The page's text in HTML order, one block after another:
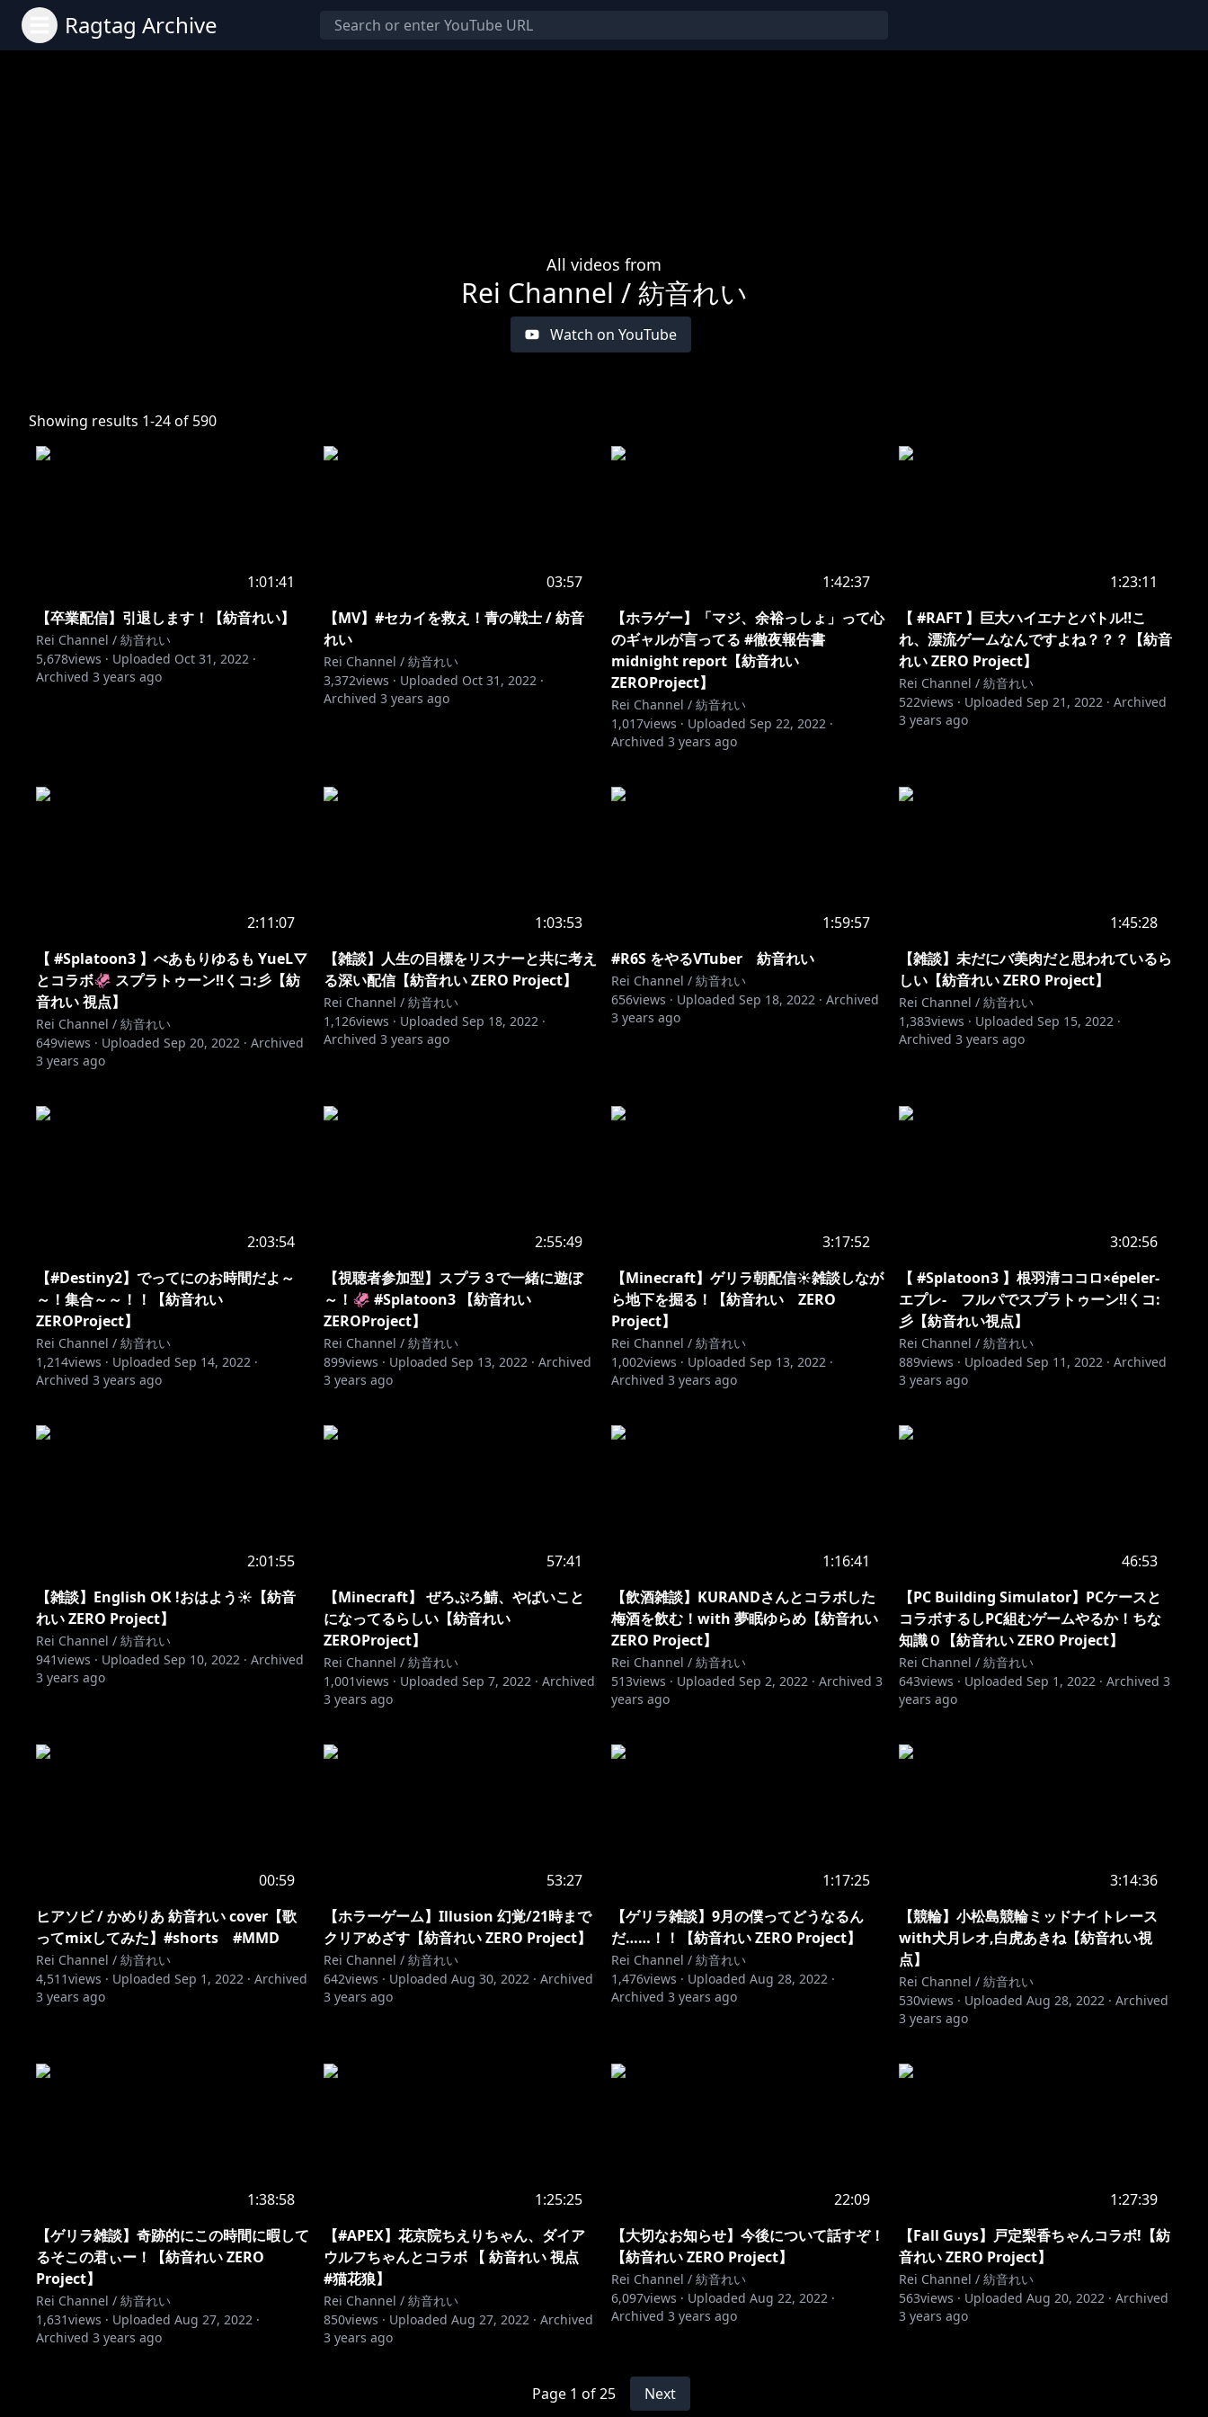
Ragtag Archive
All videos from
Rei Channel / 紡音れい
Watch on YouTube
Showing results 1-24of 590
1:01:41
【卒業配信】引退します！【紡音れい】
Rei Channel / 紡音れい
5,678views · Uploaded Oct 31, 2022 ·
Archived 3 years ago
03:57
【MV】#セカイを救え！青の戦士 / 紡音
れい
Rei Channel / 紡音れい
3,372views · Uploaded Oct 31, 2022 ·
Archived 3 years ago
1:42:37
【ホラゲー】「マジ、余裕っしょ」って心
のギャルが言ってる #徹夜報告書
midnight report【紡音れい
ZEROProject】
Rei Channel / 紡音れい
1,017views · Uploaded Sep 22, 2022 ·
Archived 3 years ago
1:23:11
【 #RAFT 】巨大ハイエナとバトル‼こ
れ、漂流ゲームなんですよね？？？【紡音
れい ZERO Project】
Rei Channel / 紡音れい
522views · Uploaded Sep 21, 2022 · Archived
3 years ago
2:11:07
【 #Splatoon3 】べあもりゆるも YueL▽
とコラボ🦑 スプラトゥーン‼くコ:彡【紡
音れい 視点】
Rei Channel / 紡音れい
649views · Uploaded Sep 20, 2022 · Archived
3 years ago
1:03:53
【雑談】人生の目標をリスナーと共に考え
る深い配信【紡音れい ZERO Project】
Rei Channel / 紡音れい
1,126views · Uploaded Sep 18, 2022 ·
Archived 3 years ago
1:59:57
#R6S をやるVTuber 紡音れい
Rei Channel / 紡音れい
656views · Uploaded Sep 18, 2022 · Archived
3 years ago
1:45:28
【雑談】未だにバ美肉だと思われているら
しい【紡音れい ZERO Project】
Rei Channel / 紡音れい
1,383views · Uploaded Sep 15, 2022 ·
Archived 3 years ago
2:03:54
【#Destiny2】でってにのお時間だよ～
～！集合～～！！【紡音れい
ZEROProject】
Rei Channel / 紡音れい
1,214views · Uploaded Sep 14, 2022 ·
Archived 3 years ago
2:55:49
【視聴者参加型】スプラ３で一緒に遊ぼ
～！🦑 #Splatoon3 【紡音れい
ZEROProject】
Rei Channel / 紡音れい
899views · Uploaded Sep 13, 2022 · Archived
3 years ago
3:17:52
【Minecraft】ゲリラ朝配信☀雑談しなが
ら地下を掘る！【紡音れい ZERO
Project】
Rei Channel / 紡音れい
1,002views · Uploaded Sep 13, 2022 ·
Archived 3 years ago
3:02:56
【 #Splatoon3 】根羽清ココロ×épeler-
エプレ- フルパでスプラトゥーン‼くコ:
彡【紡音れい視点】
Rei Channel / 紡音れい
889views · Uploaded Sep 11, 2022 · Archived
3 years ago
2:01:55
【雑談】English OK !おはよう☀【紡音
れい ZERO Project】
Rei Channel / 紡音れい
941views · Uploaded Sep 10, 2022 · Archived
3 years ago
57:41
【Minecraft】 ぜろぷろ鯖、やばいこと
になってるらしい【紡音れい
ZEROProject】
Rei Channel / 紡音れい
1,001views · Uploaded Sep 7, 2022 · Archived
3 years ago
1:16:41
【飲酒雑談】KURANDさんとコラボした
梅酒を飲む！with 夢眠ゆらめ【紡音れい
ZERO Project】
Rei Channel / 紡音れい
513views · Uploaded Sep 2, 2022 · Archived 3
years ago
46:53
【PC Building Simulator】PCケースと
コラボするしPC組むゲームやるか！ちな
知識０【紡音れい ZERO Project】
Rei Channel / 紡音れい
643views · Uploaded Sep 1, 2022 · Archived 3
years ago
00:59
ヒアソビ / かめりあ 紡音れい cover【歌
ってmixしてみた】#shorts #MMD
Rei Channel / 紡音れい
4,511views · Uploaded Sep 1, 2022 · Archived
3 years ago
53:27
【ホラーゲーム】Illusion 幻覚/21時まで
クリアめざす【紡音れい ZERO Project】
Rei Channel / 紡音れい
642views · Uploaded Aug 30, 2022 · Archived
3 years ago
1:17:25
【ゲリラ雑談】9月の僕ってどうなるん
だ……！！【紡音れい ZERO Project】
Rei Channel / 紡音れい
1,476views · Uploaded Aug 28, 2022 ·
Archived 3 years ago
3:14:36
【競輪】小松島競輪ミッドナイトレース
with犬月レオ,白虎あきね【紡音れい視
点】
Rei Channel / 紡音れい
530views · Uploaded Aug 28, 2022 · Archived
3 years ago
1:38:58
【ゲリラ雑談】奇跡的にこの時間に暇して
るそこの君ぃー！【紡音れい ZERO
Project】
Rei Channel / 紡音れい
1,631views · Uploaded Aug 27, 2022 ·
Archived 3 years ago
1:25:25
【#APEX】花京院ちえりちゃん、ダイア
ウルフちゃんとコラボ 【 紡音れい 視点
#猫花狼】
Rei Channel / 紡音れい
850views · Uploaded Aug 27, 2022 · Archived
3 years ago
22:09
【大切なお知らせ】今後について話すぞ！
【紡音れい ZERO Project】
Rei Channel / 紡音れい
6,097views · Uploaded Aug 22, 2022 ·
Archived 3 years ago
1:27:39
【Fall Guys】戸定梨香ちゃんコラボ!【紡
音れい ZERO Project】
Rei Channel / 紡音れい
563views · Uploaded Aug 20, 2022 · Archived
3 years ago
Page 1 of25 Next